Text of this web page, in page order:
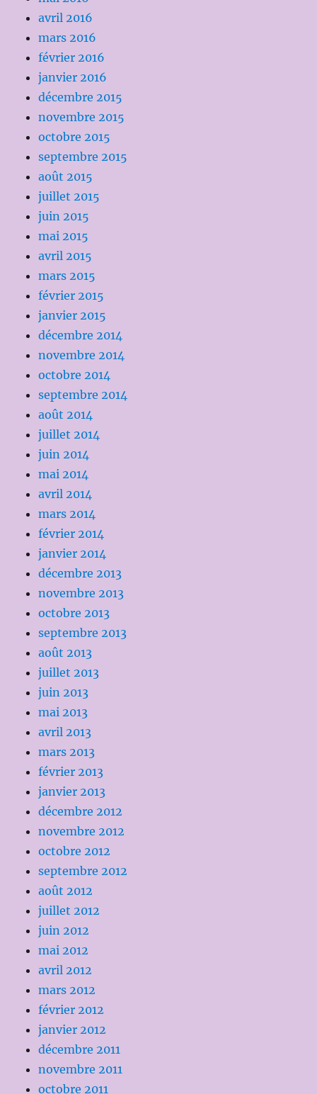
avril 2016
mars 2016
février 2016
janvier 2016
décembre 2015
novembre 2015
octobre 2015
septembre 2015
août 2015
juillet 2015
juin 2015
mai 2015
avril 2015
mars 2015
février 2015
janvier 2015
décembre 2014
novembre 2014
octobre 2014
septembre 2014
août 2014
juillet 2014
juin 2014
mai 2014
avril 2014
mars 2014
février 2014
janvier 2014
décembre 2013
novembre 2013
octobre 2013
septembre 2013
août 2013
juillet 2013
juin 2013
mai 2013
avril 2013
mars 2013
février 2013
janvier 2013
décembre 2012
novembre 2012
octobre 2012
septembre 2012
août 2012
juillet 2012
juin 2012
mai 2012
avril 2012
mars 2012
février 2012
janvier 2012
décembre 2011
novembre 2011
octobre 2011